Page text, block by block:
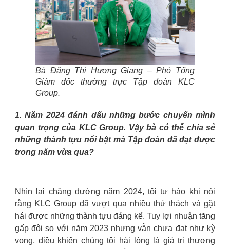
Bà Đặng Thị Hương Giang – Phó Tổng
Giám đốc thường trực Tập đoàn KLC
Group.
1. Năm 2024 đánh dấu những bước chuyển mình
quan trọng của KLC Group. Vậy bà có thể chia sẻ
những thành tựu nổi bật mà Tập đoàn đã đạt được
trong năm vừa qua?
Nhìn lại chặng đường năm 2024, tôi tự hào khi nói
rằng KLC Group đã vượt qua nhiều thử thách và gặt
hái được những thành tựu đáng kể. Tuy lợi nhuận tăng
gấp đôi so với năm 2023 nhưng vẫn chưa đạt như kỳ
vọng, điều khiến chúng tôi hài lòng là giá trị thương